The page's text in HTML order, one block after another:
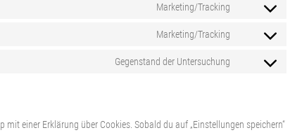
analytics
google-
adsense
service
service
uncode
Marketing/Tracking
Consent
service
fonts
Marketing/Tracking
Consent
Gegenstand der Untersuchung
Consent
service
einer Erklärung über Cookies. Sobald du auf „Einstellungen speichern“